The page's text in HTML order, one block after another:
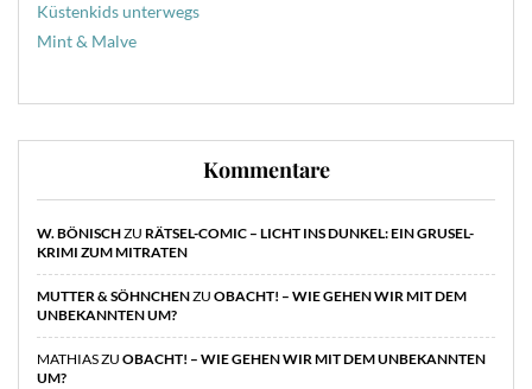
Küstenkids unterwegs
Mint & Malve
Kommentare
W. BÖNISCHZU RÄTSEL-COMIC – LICHT INS DUNKEL: EIN GRUSEL-
KRIMI ZUM MITRATEN
MUTTER & SÖHNCHENZU OBACHT! – WIE GEHEN WIR MIT DEM
UNBEKANNTEN UM?
MATHIASZU OBACHT! – WIE GEHEN WIR MIT DEM UNBEKANNTEN
UM?